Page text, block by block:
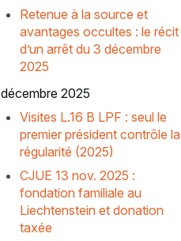
Retenue à la source et
avantages occultes : le récit
d’un arrêt du 3 décembre
2025
décembre 2025
Visites L.16 B LPF : seul le
premier président contrôle la
régularité (2025)
CJUE 13 nov. 2025 :
fondation familiale au
Liechtenstein et donation
taxée